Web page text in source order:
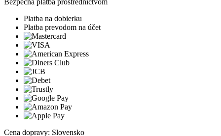
Platba na dobierku
Platba prevodom na účet
Cena dopravy: Slovensko